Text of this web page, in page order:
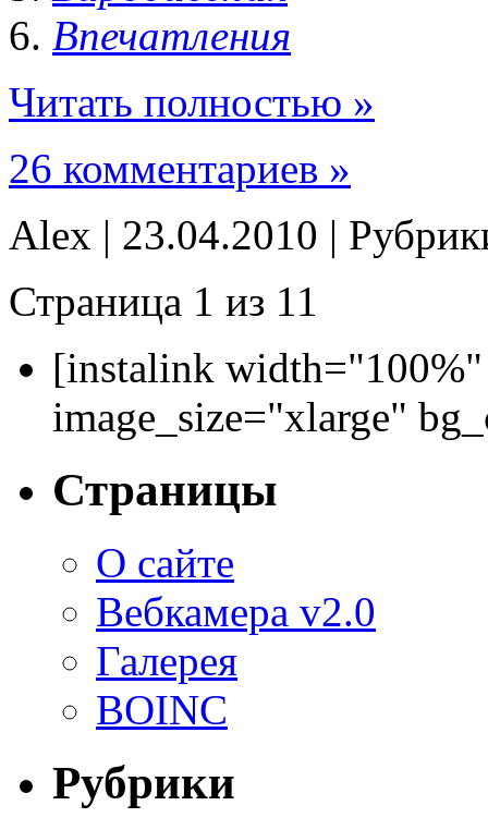
Впечатления
Читать полностью »
26 комментариев »
Alex | 23.04.2010 |
Страница 1 из 11
[instalink
image_size="xlarge"
Страницы
О сайте
Вебкамера v2.0
Галерея
BOINC
Рубрики